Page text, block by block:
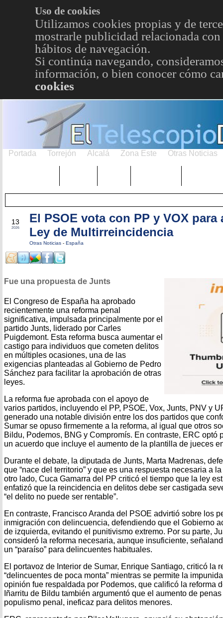
Uso de cookies
Utilizamos cookies propias y de
mostrarle publicidad relacionada
hábitos de navegación.
Si continúa navegando,
información, o bien conocer cómo
cookies
Portada Torrejón Alcalá Zona Este Otras Noticias
13
2026
El PSOE vota con PP y VOX para
Ley de Multirreincidencia
Otras Noticias - España
Fue una propuesta de Junts
El Congreso de España ha aprobado
recientemente una reforma penal
significativa, impulsada principalmente por el
partido Junts, liderado por Carles
Puigdemont. Esta reforma busca aumentar el
castigo para individuos que cometen delitos
en múltiples ocasiones, una de las
exigencias planteadas al Gobierno de Pedro
Sánchez para facilitar la aprobación de otras
leyes.
La reforma fue aprobada con el apoyo de
varios partidos, incluyendo el PP, PSOE, Vox, Junts, PNV y
generado una notable división entre los dos partidos que
Sumar se opuso firmemente a la reforma, al igual que otros
Bildu, Podemos, BNG y Compromís. En contraste, ERC optó
un acuerdo que incluye el aumento de la plantilla de jueces
Durante el debate, la diputada de Junts, Marta Madrenas,
que “nace del territorio” y que es una respuesta necesaria a
otro lado, Cuca Gamarra del PP criticó el tiempo que la ley
enfatizó que la reincidencia en delitos debe ser castigada
“el delito no puede ser rentable”.
En contraste, Francisco Aranda del PSOE advirtió sobre los
inmigración con delincuencia, defendiendo que el Gobierno
de izquierda, evitando el punitivismo extremo. Por su parte,
consideró la reforma necesaria, aunque insuficiente,
un “paraíso” para delincuentes habituales.
El portavoz de Interior de Sumar, Enrique Santiago, criticó la
“delincuentes de poca monta” mientras se permite la
opinión fue respaldada por Podemos, que calificó la reforma
Iñarritu de Bildu también argumentó que el aumento de
populismo penal, ineficaz para delitos menores.